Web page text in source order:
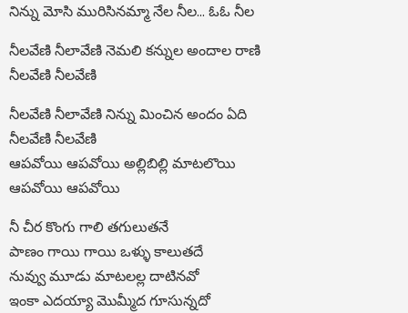
నిన్ను మోసి మురిసినమ్మా నేల నీల… ఓఓ నీల
నీలవేణి నీలావేణి నెమలి కన్నుల అందాల రాణి
నీలవేణి నీలవేణి
నీలవేణి నీలావేణి నిన్ను మించిన అందం ఏది
నీలవేణి నీలవేణి
ఆపవోయి ఆపవోయి అల్లిబిల్లి మాటలొయి
ఆపవోయి ఆపవోయి
నీ చీర కొంగు గాలి తగులుతనే
పాణం గాయి గాయి ఒళ్ళు కాలుతదే
నువ్వు మూడు మాటలల్ల దాటినవో
ఇంకా ఎదయ్యా మొమ్మీద గూసున్నదో